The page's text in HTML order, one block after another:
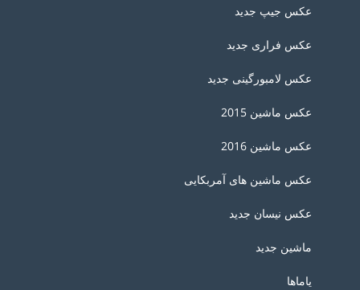
عکس جیپ جدید
عکس فراری جدید
عکس لامبورگینی جدید
عکس ماشین 2015
عکس ماشین 2016
عکس ماشین های آمربکایی
عکس نیسان جدید
ماشین جدید
یاماها